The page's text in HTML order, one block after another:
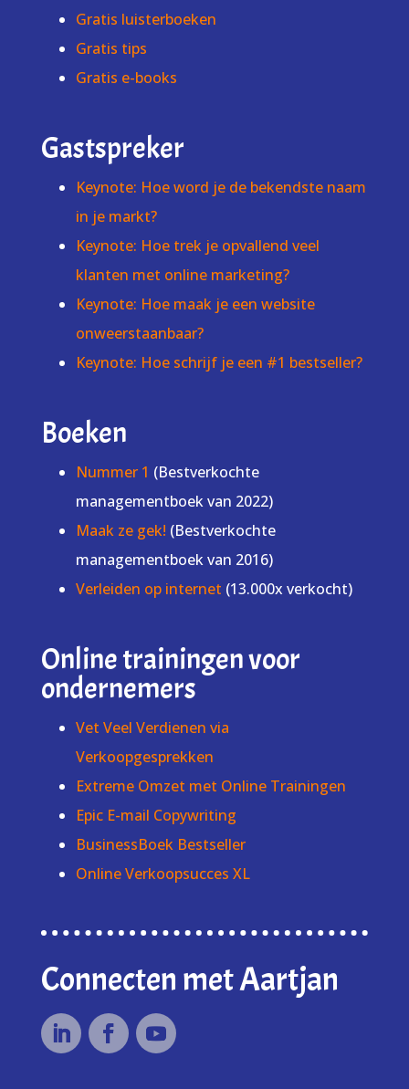
Gratis luisterboeken
Gratis tips
Gratis e-books
Gastspreker
Keynote: Hoe word je de bekendste naam
in je markt?
Keynote: Hoe trek je opvallend veel
klanten met online marketing?
Keynote: Hoe maak je een website
onweerstaanbaar?
Keynote: Hoe schrijf je een #1 bestseller?
Boeken
Nummer 1 (Bestverkochte
managementboek van 2022)
Maak ze gek! (Bestverkochte
managementboek van 2016)
Verleiden op internet (13.000x verkocht)
Online trainingen voor
ondernemers
Vet Veel Verdienen via
Verkoopgesprekken
Extreme Omzet met Online Trainingen
Epic E-mail Copywriting
BusinessBoek Bestseller
Online Verkoopsucces XL
Connecten met Aartjan